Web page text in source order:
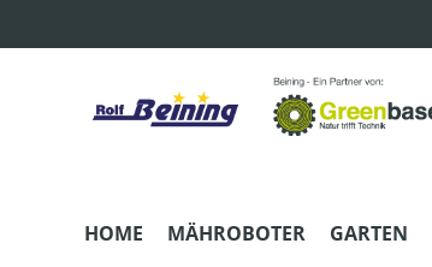
HOME MÄHROBOTER GARTEN